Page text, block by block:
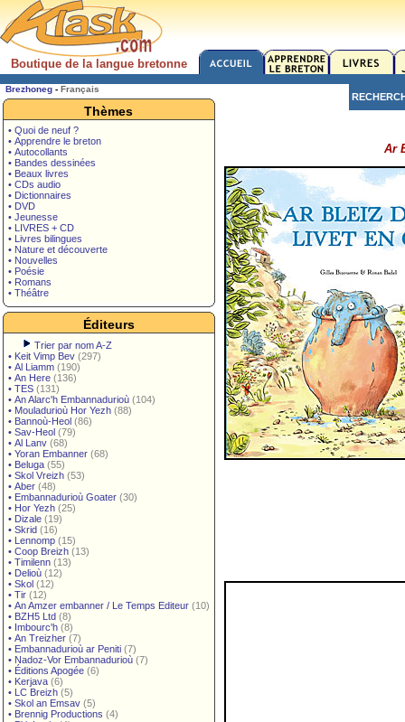
Boutique de la langue bretonne
Brezhoneg - Français
Thèmes
• Quoi de neuf ?
• Apprendre le breton
• Autocollants
• Bandes dessinées
• Beaux livres
• CDs audio
• Dictionnaires
• DVD
• Jeunesse
• LIVRES + CD
• Livres bilingues
• Nature et découverte
• Nouvelles
• Poésie
• Romans
• Théâtre
Éditeurs
Trier par nom A-Z
• Keit Vimp Bev (297)
• Al Liamm (190)
• An Here (136)
• TES (131)
• An Alarc'h Embannadurioù (104)
• Mouladurioù Hor Yezh (88)
• Bannoù-Heol (86)
• Sav-Heol (79)
• Al Lanv (68)
• Yoran Embanner (68)
• Beluga (55)
• Skol Vreizh (53)
• Aber (48)
• Embannadurioù Goater (30)
• Hor Yezh (25)
• Dizale (19)
• Skrid (16)
• Lennomp (15)
• Coop Breizh (13)
• Timilenn (13)
• Delioù (12)
• Skol (12)
• Tir (12)
• An Amzer embanner / Le Temps Editeur (10)
• BZH5 Ltd (8)
• Imbourc'h (8)
• An Treizher (7)
• Embannadurioù ar Peniti (7)
• Nadoz-Vor Embannadurioù (7)
• Éditions Apogée (6)
• Kerjava (6)
• LC Breizh (5)
• Skol an Emsav (5)
• Brennig Productions (4)
Ar